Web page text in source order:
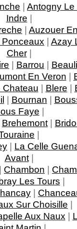
| Antogny Le
Indre |
| Auzouer
| Azay
Cher|
| Barrou |
En Veron |
Chateau | Blere |
| Bournan |
Faye |
Brehemont |
|
| La Celle
Avant|
| Chambon |
Les Tours |
|
Sur Choisille |
Aux Naux |